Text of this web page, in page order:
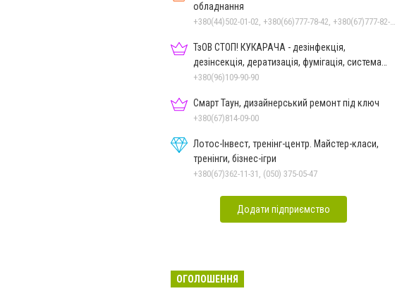
обладнання
+380(44)502-01-02, +380(66)777-78-42, +380(67)777-82-19, +380(67)890-80-80, +380(73)890-80-80, +380(44)502-01-03
ТзОВ СТОП! КУКАРАЧА - дезінфекція,
дезінсекція, дератизація, фумігація, система
HACCP
+380(96)109-90-90
Смарт Таун, дизайнерський ремонт під ключ
+380(67)814-09-00
Лотос-Інвест, тренінг-центр. Майстер-класи,
тренінги, бізнес-ігри
+380(67)362-11-31, (050) 375-05-47
Додати підприємство
ОГОЛОШЕННЯ